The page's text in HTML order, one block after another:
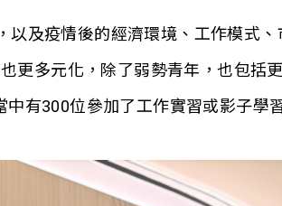
及疫情後的經濟環境、工作模式
更多元化，除了弱勢青年，也包括
有300位參加了工作實習或影子學